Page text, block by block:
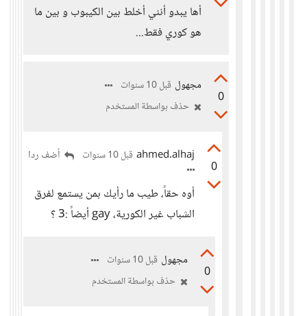
أها يبدو أنني أخلط بين الكيبوب و بين ما
هو كوري فقط...
0
مجهول قبل 10 سنوات
حذف بواسطة المستخدم
0
ahmed.alhaj قبل 10 سنوات أضف ردا
أوه حقاً، طيب ما رأيك بمن يستمع لفرق
الشباب غير الكورية، gay أيضاً :3 ؟
0
مجهول قبل 10 سنوات
حذف بواسطة المستخدم